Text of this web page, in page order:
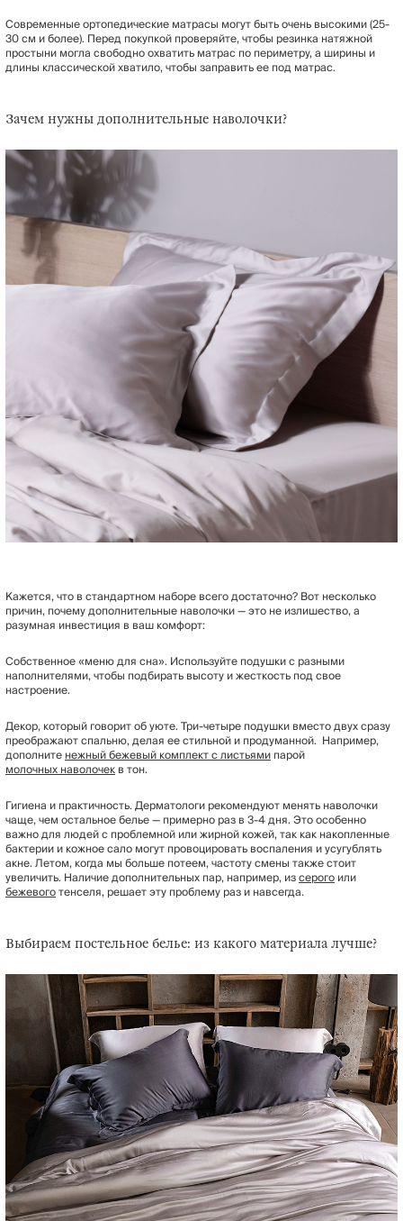
Современные ортопедические матрасы могут быть очень высокими (25-
30 см и более). Перед покупкой проверяйте, чтобы резинка натяжной
простыни могла свободно охватить матрас по периметру, а ширины и
длины классической хватило, чтобы заправить ее под матрас.
Зачем нужны дополнительные наволочки?
Кажется, что в стандартном наборе всего достаточно? Вот несколько
причин, почему дополнительные наволочки — это не излишество, а
разумная инвестиция в ваш комфорт:
Собственное «меню для сна». Используйте подушки с разными
наполнителями, чтобы подбирать высоту и жесткость под свое
настроение.
Декор, который говорит об уюте. Три-четыре подушки вместо двух сразу
преображают спальню, делая ее стильной и продуманной. Например,
дополнитенежный бежевый комплект с листьямипарой
молочных наволочекв тон.
Гигиена и практичность. Дерматологи рекомендуют менять наволочки
чаще, чем остальное белье — примерно раз в 3-4 дня. Это особенно
важно для людей с проблемной или жирной кожей, так как накопленные
бактерии и кожное сало могут провоцировать воспаления и усугублять
акне. Летом, когда мы больше потеем, частоту смены также стоит
увеличить. Наличие дополнительных пар, например, изсерогоили
бежевоготенселя, решает эту проблему раз и навсегда.
Выбираем постельное белье: из какого материала лучше?